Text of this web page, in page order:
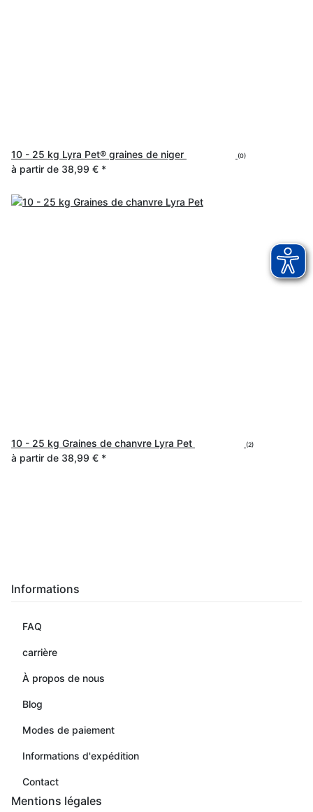
10 - 25 kg Lyra Pet® graines de niger (0)
à partir de 38,99 € *
10 - 25 kg Graines de chanvre Lyra Pet (2)
à partir de 38,99 € *
Informations
FAQ
carrière
À propos de nous
Blog
Modes de paiement
Informations d'expédition
Contact
Mentions légales